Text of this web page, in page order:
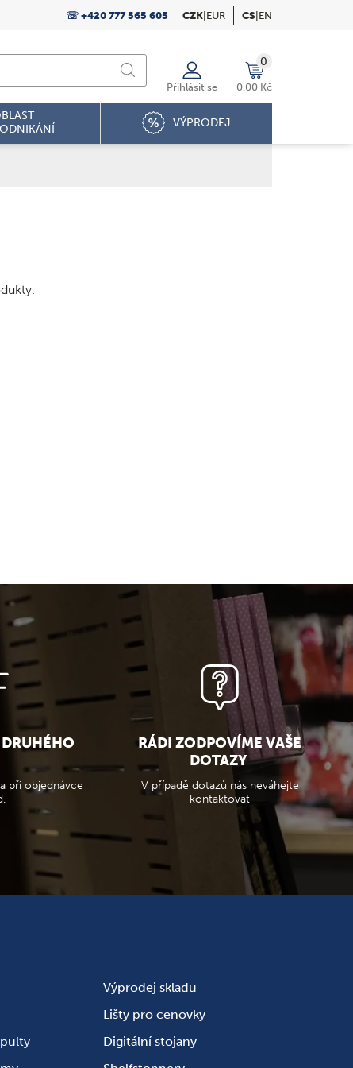
☏ +420 777 565 605 CZK|EUR CS|EN
Přihlásit se
0
0.00 Kč
VÝPRODEJ
při objednávce
RÁDI ZODPOVÍME VAŠE
DOTAZY
V případě dotazů nás neváhejte
kontaktovat
Výprodej skladu
Lišty pro cenovky
Digitální stojany